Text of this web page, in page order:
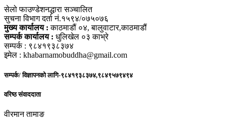
सेलो फाउण्डेशनद्धारा सञ्चालित
सुचना विभाग दर्ता नं.१५९४/०७५०७६
मुख्य कार्यालय : काठमाडौं ०४, बालुवाटार,काठमाडौं
सम्पर्क कार्यालय : धुलिखेल ०३ काभ्रे
सम्पर्क : ९८४१९३८३७४
इमेल : khabarnamobuddha@gmail.com
सम्पर्क/ विज्ञापनको लागि-९८४१९३८३७४,९८४९५७९४९४
वरिष्ठ संवाददाता
वीरमान तामाङ